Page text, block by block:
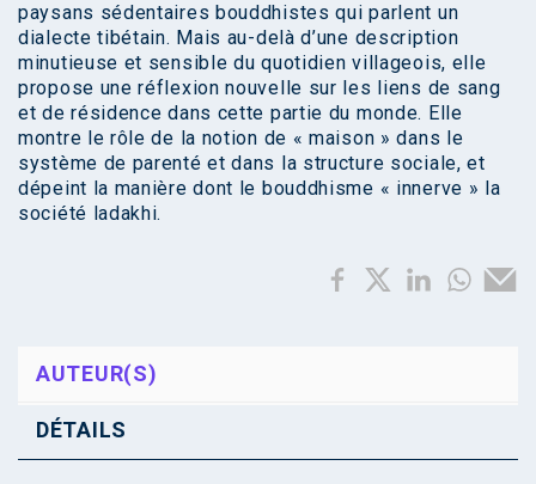
paysans sédentaires bouddhistes qui parlent un
dialecte tibétain. Mais au-delà d’une description
minutieuse et sensible du quotidien villageois, elle
propose une réflexion nouvelle sur les liens de sang
et de résidence dans cette partie du monde. Elle
montre le rôle de la notion de « maison » dans le
système de parenté et dans la structure sociale, et
dépeint la manière dont le bouddhisme « innerve » la
société ladakhi.
AUTEUR(S)
DÉTAILS